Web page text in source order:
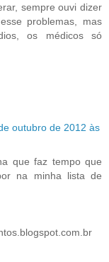
sempre ouvi dizer
problemas, mas
os médicos só
outubro de 2012 às
que faz tempo que
na minha lista de